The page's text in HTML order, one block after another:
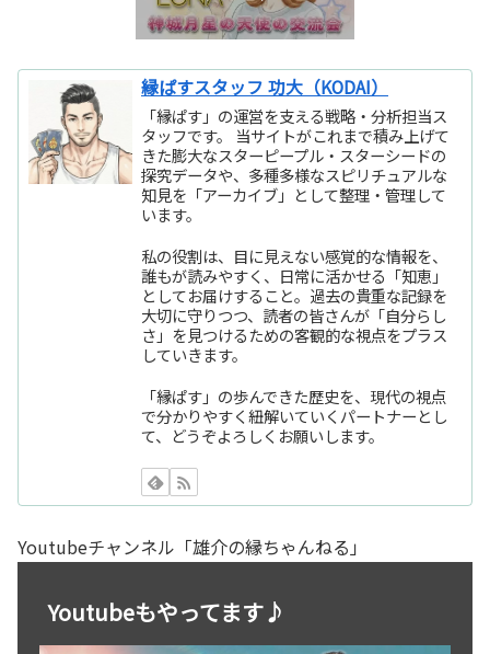
縁ぱすスタッフ 功大（KODAI）
「縁ぱす」の運営を支える戦略・分析担当ス
タッフです。 当サイトがこれまで積み上げて
きた膨大なスターピープル・スターシードの
探究データや、多種多様なスピリチュアルな
知見を「アーカイブ」として整理・管理して
います。
私の役割は、目に見えない感覚的な情報を、
誰もが読みやすく、日常に活かせる「知恵」
としてお届けすること。過去の貴重な記録を
大切に守りつつ、読者の皆さんが「自分らし
さ」を見つけるための客観的な視点をプラス
していきます。
「縁ぱす」の歩んできた歴史を、現代の視点
で分かりやすく紐解いていくパートナーとし
て、どうぞよろしくお願いします。
Youtubeチャンネル「雄介の縁ちゃんねる」
Youtubeもやってます♪